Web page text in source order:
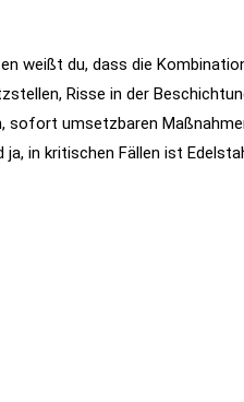
weißt du, dass die
Risse in der
umsetzbaren
in kritischen Fällen ist